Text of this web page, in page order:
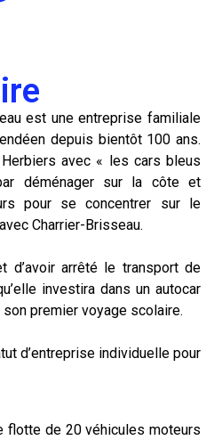
est une entreprise familiale
depuis bientôt 100 ans.
avec « les cars bleus
déménager sur la côte et
pour se concentrer sur le
Charrier-Brisseau.
d’avoir arrêté le transport de
investira dans un autocar
premier voyage scolaire.
d’entreprise individuelle pour
flotte de 20 véhicules moteurs